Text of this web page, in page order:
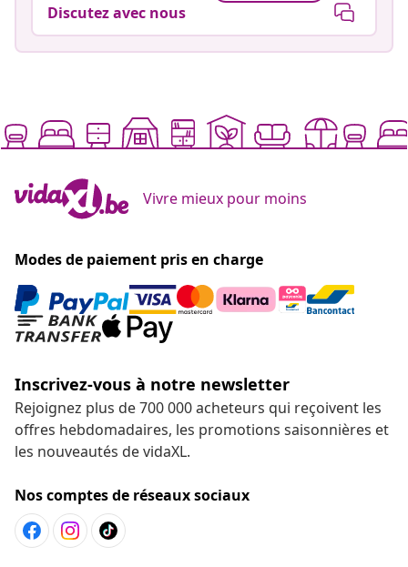
Discutez avec nous
Vivre mieux pour moins
Modes de paiement pris en charge
Inscrivez-vous à notre newsletter
Rejoignez plus de 700 000 acheteurs qui reçoivent les
offres hebdomadaires, les promotions saisonnières et
les nouveautés de vidaXL.
Nos comptes de réseaux sociaux